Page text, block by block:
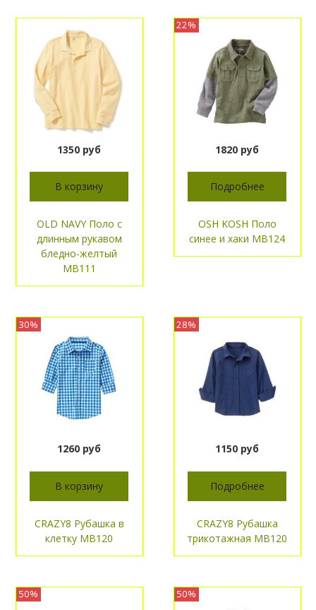
1350 руб
В корзину
OLD NAVY Поло с
длинным рукавом
бледно-желтый
МВ111
22%
1820 руб
Подробнее
OSH KOSH Поло
синее и хаки МВ124
30%
1260 руб
В корзину
CRAZY8 Рубашка в
клетку МВ120
28%
1150 руб
Подробнее
CRAZY8 Рубашка
трикотажная МВ120
50% 50%